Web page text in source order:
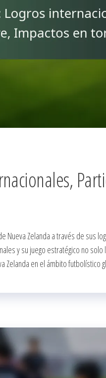
Nueva Zelanda a través de sus
y su juego estratégico no
Zelanda en el ámbito futbolístico